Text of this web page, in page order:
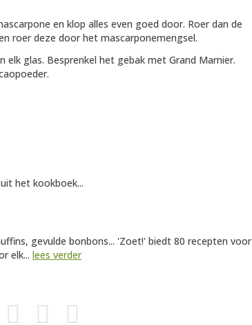
en klop alles even goed door. Roer dan de
roer deze door het mascarponemengsel.
glas. Besprenkel het gebak met Grand Marnier.
het kookboek...
gevulde bonbons... 'Zoet!' biedt 80 recepten voor
elk... lees verder